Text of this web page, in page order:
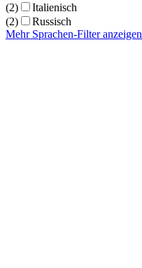
(2)
Italienisch
(2)
Russisch
Mehr Sprachen-Filter anzeigen